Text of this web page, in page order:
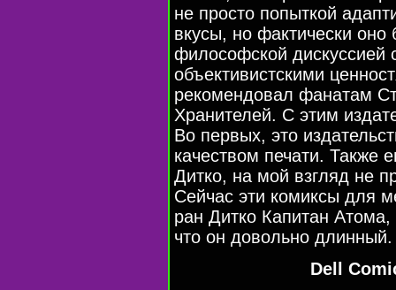
не просто попыткой
вкусы, но фактически
философской дискуссией
объективистскими
рекомендовал фанатам
Хранителей. С этим
Во первых, это
качеством печати. Также
Дитко, на мой взгляд не
Сейчас эти комиксы для
ран Дитко Капитан
что он довольно длинный.
Dell